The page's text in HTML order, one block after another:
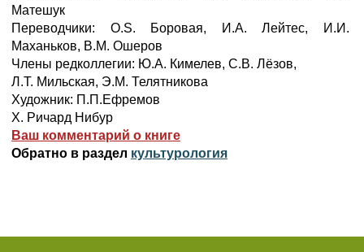
Матешук
Переводчики: O.S. Боровая, И.А. Лейтес, И.И.
Маханьков, В.М. Ошеров
Члены редколлегии: Ю.А. Кимелев, C.B. Лёзов,
Л.Т. Мильская, Э.М. Телятникова
Художник: П.П.Ефремов
X. Ричард Нибур
Ваш комментарий о книге
Обратно в раздел культурология